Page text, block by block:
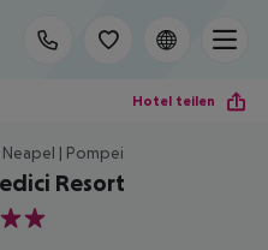
Hotel teilen
| Pompei
Resort